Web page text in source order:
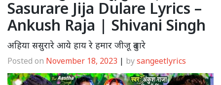
Sasurare Jija Dulare Lyrics –
Ankush Raja | Shivani Singh
अहिया ससुरारे आये हाय रे हमार जीजू दुलारे
Posted on November 18, 2023 | bysangeetlyrics